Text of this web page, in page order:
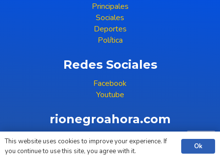
Principales
Sociales
Deportes
Política
Redes Sociales
Facebook
Youtube
rionegroahora.com
(+598) 99 396 386
COPYRIGHT © 2023
This website uses cookies to improve your experience. If
you continue to use this site, you agree with it.
Ok